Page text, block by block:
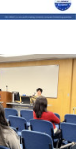
，以現金、「易
支付寶
請註明「香港大
課程名稱及申請
報名表格及有關